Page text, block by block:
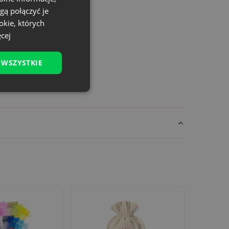
produkty. Logo Twojej firmy na
już dziś!
połączyć je
których